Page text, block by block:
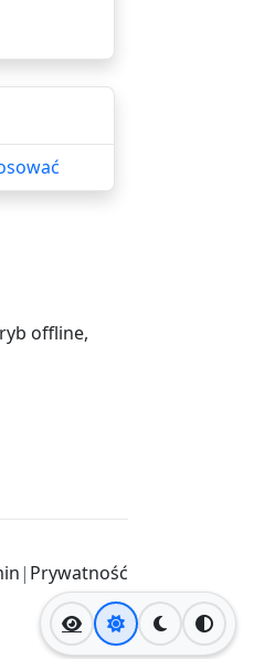
Jasny motyw
Ciemny
offline,
| Prywatność